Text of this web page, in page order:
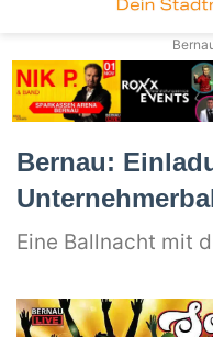
Bernau:
Eine Ballnacht mit